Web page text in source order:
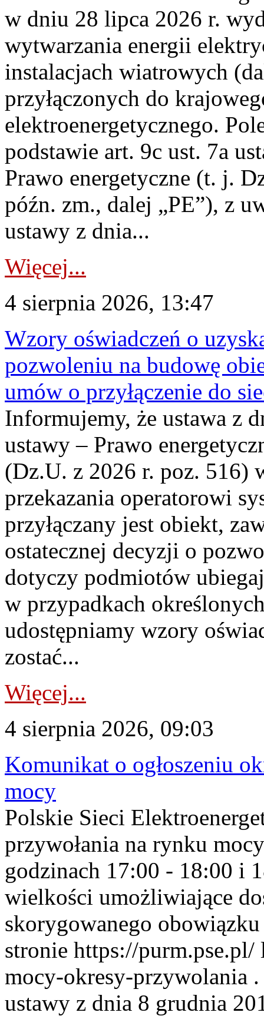
w dniu 28 lipca 2026 r.
wytwarzania energii
instalacjach wiatrowych
przyłączonych do
elektroenergetycznego.
podstawie art. 9c ust. 7a
Prawo energetyczne (t. j.
późn. zm., dalej „PE”), z
ustawy z dnia...
Więcej...
4 sierpnia 2026, 13:47
Wzory oświadczeń o
pozwoleniu na budowę
umów o przyłączenie do
Informujemy, że ustawa z
ustawy – Prawo
(Dz.U. z 2026 r. poz. 516)
przekazania operatorowi
przyłączany jest obiekt,
ostatecznej decyzji o
dotyczy podmiotów
w przypadkach
udostępniamy wzory
zostać...
Więcej...
4 sierpnia 2026, 09:03
Komunikat o ogłoszeniu
mocy
Polskie Sieci
przywołania na rynku
godzinach 17:00 - 18:00 i
wielkości umożliwiające
skorygowanego
stronie https://
mocy-okresy-przywolania
ustawy z dnia 8 grudnia